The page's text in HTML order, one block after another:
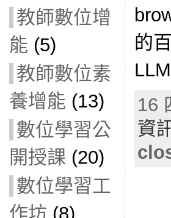
教師數位增
能 (5)
教師數位素
養增能 (13)
數位學習公
開授課 (20)
數位學習工
作坊 (8)
的
16
資